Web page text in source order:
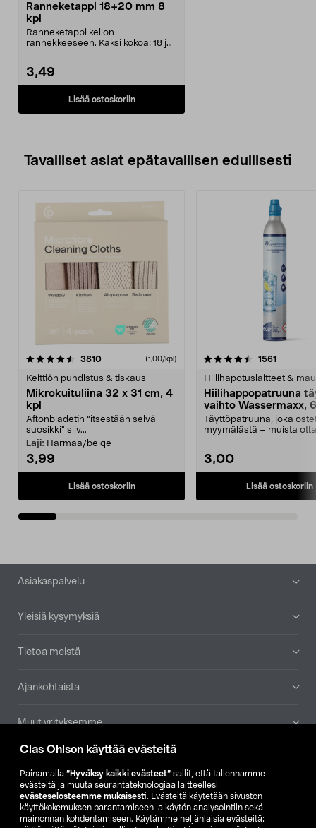
Clas Ohlson käyttää evästeitä
Painamalla ”Hyväksy kaikki evästeet” sallit, että tallennamme
evästeitä ja muuta seurantateknologiaa laitteellesi
evästeselosteemme mukaisesti. Evästeitä käytetään sivuston
käyttökokemuksen parantamiseen ja käytön analysointiin sekä
mainonnan kohdentamiseen. Käytämme neljänlaisia evästeitä:
Ranneketappi 18+20 mm 8
kpl
Ranneketappi kellon
rannekkeeseen. Kaksi kokoa: 18 ja
3,49
Lisää ostoskoriin
Tavalliset asiat epätavallisen edullisesti
3810arvostelut (1,00/kpl)
Keittiön puhdistus & tiskaus
Mikrokuituliina 32 x 31 cm, 4
kpl
Aftonbladetin "itsestään selvä
suosikki" siiv...
Laji: Harmaa/beige
3,99
Lisää ostoskoriin
4.5viidestä
1561
Hiilihapotuslaitteet &
Hiilihappopatruuna
vaihto Wassermaxx,
Täyttöpatruuna, joka
myymälästä – muista
3,00
Lisää ostoskoriin
4.5viidestä
Alatunniste
Asiakaspalvelu
Yleisiä kysymyksiä
Tietoa meistä
Ajankohtaista
Muut yrityksemme
Etsi myymälä
SE NO FI
FI SV